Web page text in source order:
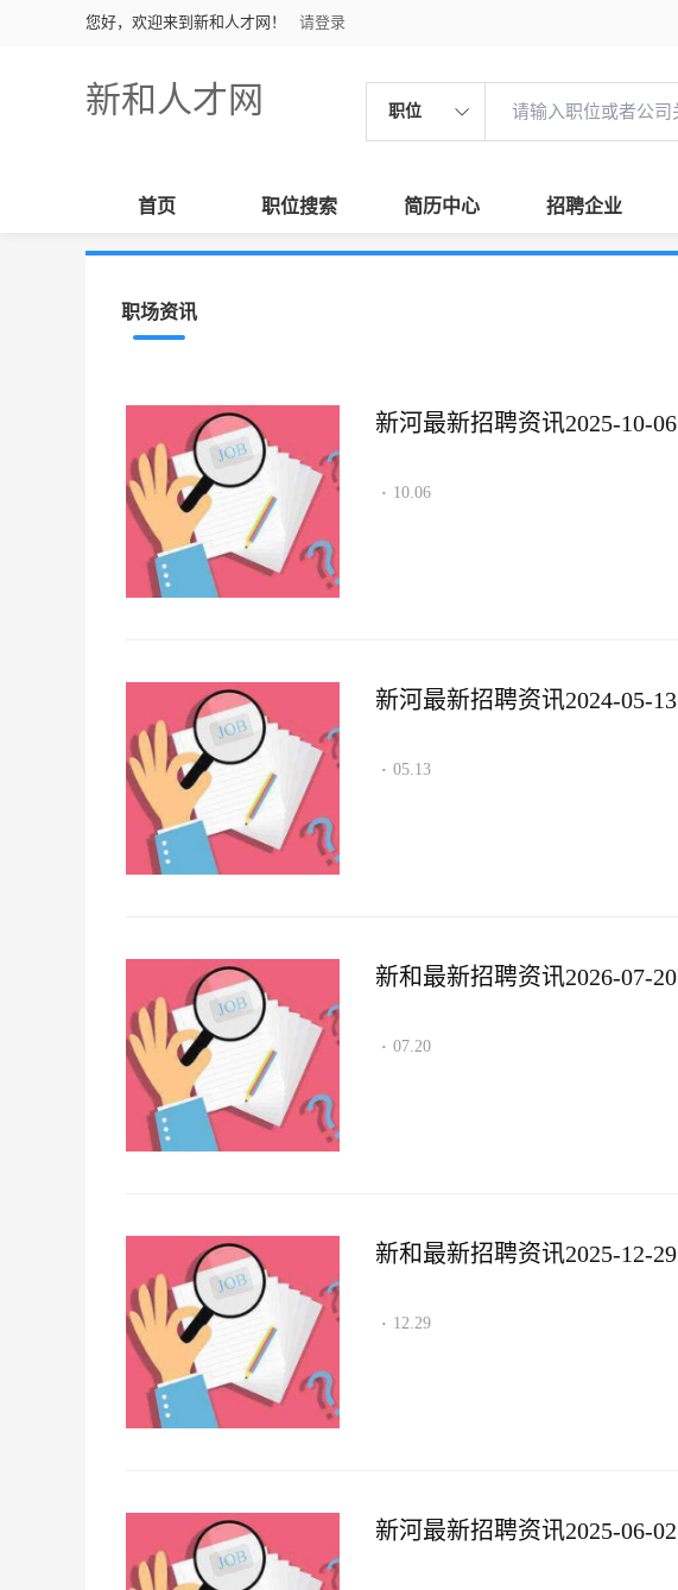
您好，欢迎来到新和人才网！ 请登录
新和人才网 职位
首页 职位搜索 简历中心 招聘企业
职场资讯
新河最新招聘资讯2025-10-06
· 10.06
新河最新招聘资讯2024-05-13
· 05.13
新和最新招聘资讯2026-07-20
· 07.20
新和最新招聘资讯2025-12-29
· 12.29
新河最新招聘资讯2025-06-02